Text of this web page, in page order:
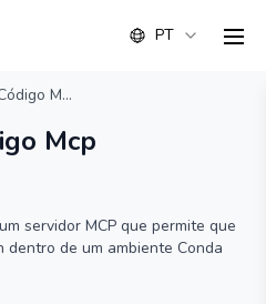
PT
M...
Mcp
servidor MCP que permite que
dentro de um ambiente Conda